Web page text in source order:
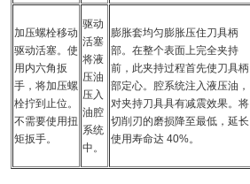
加压螺栓移动
驱动活塞。使
用内六角扳
手，将加压螺
栓拧到止位。
不需要使用扭
矩扳手。
驱动
活塞
将液
压油
压入
油腔
系统
中。
膨胀套均匀膨胀压住刀具柄
部。在整个表面上完全夹持
前，此夹持过程首先使刀具柄
部定心。腔系统注入液压油，
对夹持刀具具有减震效果。将
切削刃的磨损降至最低，延长
使用寿命达 40%。